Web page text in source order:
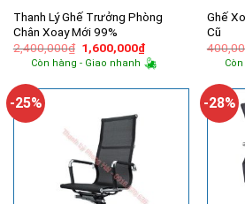
Thanh Lý Ghế Trưởng Phòng
Chân Xoay Mới 99%
2,400,000₫ Giá
gốc
là:
1,600,000₫Giá
hiện
tại
1,600,000₫.
Còn hàng - Giao nhanh
Ghế
Cũ
-25% -28%